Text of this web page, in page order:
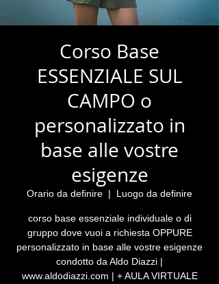
Corso Base
ESSENZIALE SUL
CAMPO o
personalizzato in
base alle vostre
esigenze
Orario da definire
  |
Luogo da definire
corso base essenziale individuale o di
gruppo dove vuoi a richiesta OPPURE
personalizzato in base alle vostre esigenze
condotto da Aldo Diazzi |
www.aldodiazzi.com | + AULA VIRTUALE